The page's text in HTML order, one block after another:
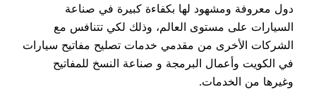
دول معروفة ومشهود لها بكفاءة كبيرة في صناعة
السيارات على مستوى العالم، وذلك لكي تتنافس مع
الشركات الأخرى من مقدمي خدمات تصليح مفاتيح سيارات
في الكويت وأعمال البرمجة و صناعة النسخ للمفاتيح
وغيرها من الخدمات.